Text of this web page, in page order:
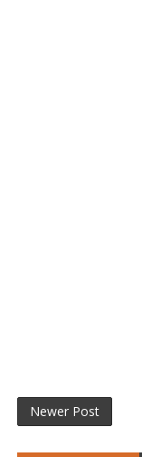
Newer Post